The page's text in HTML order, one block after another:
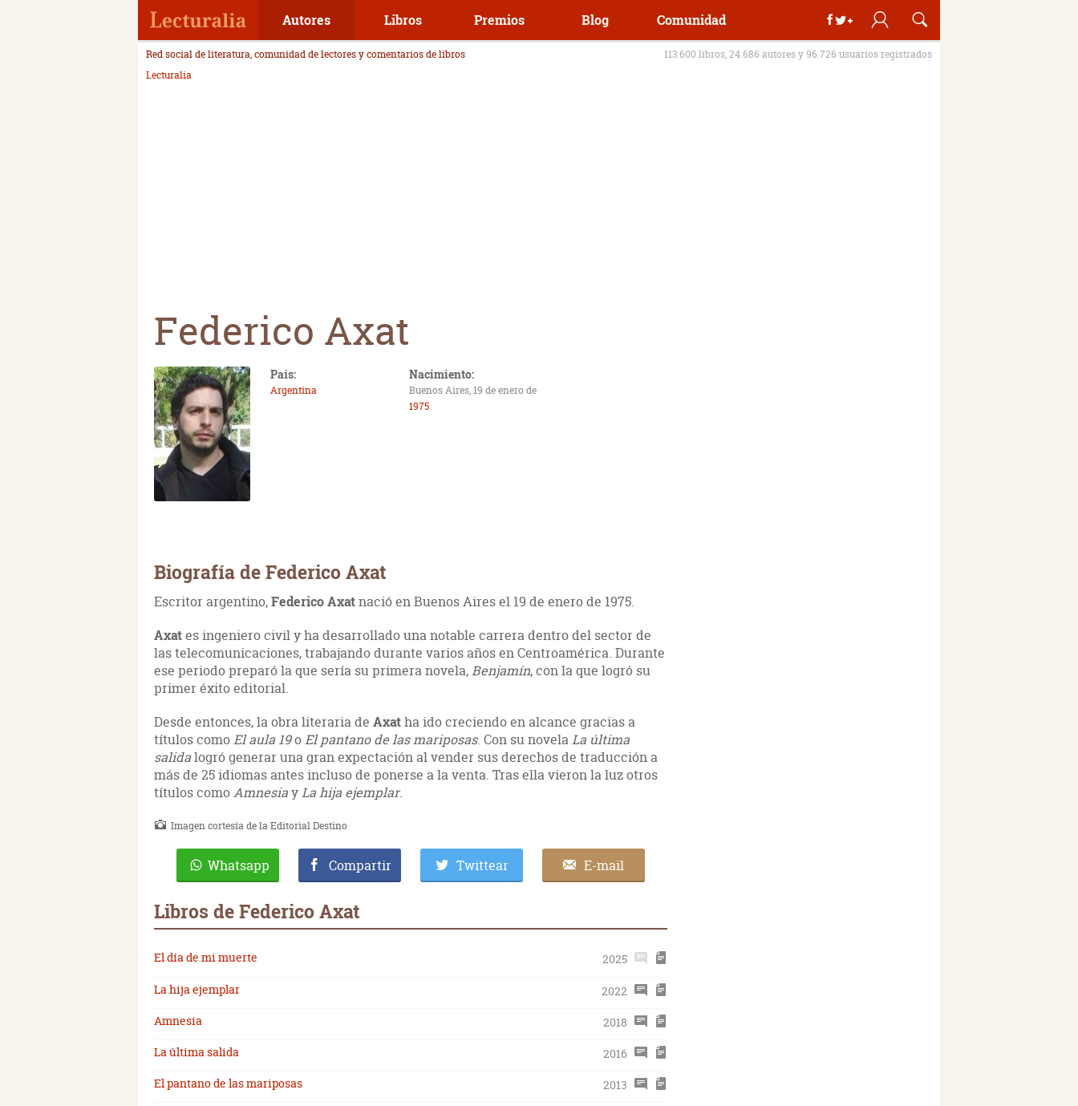
Autores Libros Premios Blog Comunidad
Red social de literatura, comunidad de lectores y comentarios de libros
113.600 libros, 24.686 autores y 96.726 usuarios registrados
Lecturalia
Federico Axat
País:
Argentina
Nacimiento:
Buenos Aires, 19 de enero de
1975
Biografía de Federico Axat
Escritor argentino,Federico Axatnació en Buenos Aires el 19 de enero de 1975.
Axates ingeniero civil y ha desarrollado una notable carrera dentro del sector de
las telecomunicaciones, trabajando durante varios años en Centroamérica. Durante
ese periodo preparó la que sería su primera novela,Benjamín, con la que logró su
primer éxito editorial.
Desde entonces, la obra literaria de Axatha ido creciendo en alcance gracias a
títulos comoEl aula 19oEl pantano de las mariposas. Con su novelaLa última
salidalogró generar una gran expectación al vender sus derechos de traducción a
más de 25 idiomas antes incluso de ponerse a la venta. Tras ella vieron la luz otros
títulos comoAmnesiayLa hija ejemplar.
Imagen cortesía de la Editorial Destino
Whatsapp Compartir Twittear E-mail
Libros de Federico Axat
El día de mi muerte
2025
La hija ejemplar
2022
Amnesia
2018
La última salida
2016
El pantano de las mariposas
2013